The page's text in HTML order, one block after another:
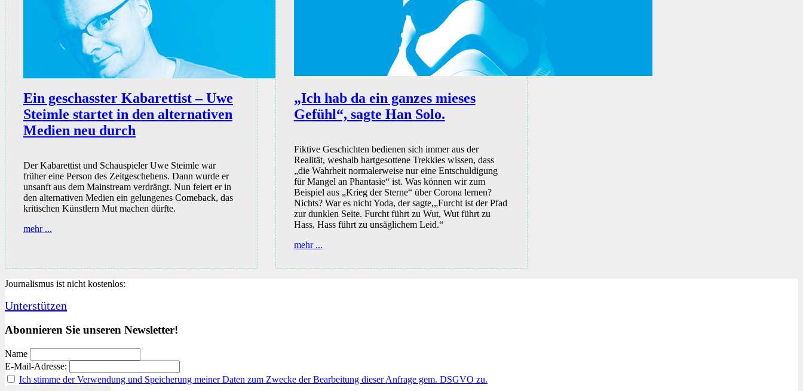
Ein geschasster Kabarettist – Uwe
Steimle startet in den alternativen
Medien neu durch
Der Kabarettist und Schauspieler Uwe Steimle war
früher eine Person des Zeitgeschehens. Dann wurde er
unsanft aus dem Mainstream verdrängt. Nun feiert er in
den alternativen Medien ein gelungenes Comeback, das
kritischen Künstlern Mut machen dürfte.
mehr ...
Uwe
Steimle
in
den
alternativen
Medien
neu
„Ich hab da ein ganzes mieses
Gefühl“, sagte Han Solo.
Fiktive Geschichten bedienen sich immer aus der
Realität, weshalb hartgesottene Trekkies wissen, dass
„die Wahrheit normalerweise nur eine Entschuldigung
für Mangel an Phantasie“ ist. Was können wir zum
Beispiel aus „Krieg der Sterne“ über Corona lernen?
Nichts? War es nicht Yoda, der sagte,„Furcht ist der Pfad
zur dunklen Seite. Furcht führt zu Wut, Wut führt zu
Hass, Hass führt zu unsäglichem Leid.“
mehr ...
Journalismus ist nicht kostenlos:
Unterstützen
Abonnieren Sie unseren Newsletter!
Name
E-Mail-Adresse:
Ich stimme der Verwendung und Speicherung meiner Daten zum Zwecke der Bearbeitung dieser Anfrage gem. DSGVO zu.